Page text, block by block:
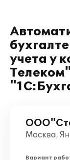
учета у
Москва,
Вариант